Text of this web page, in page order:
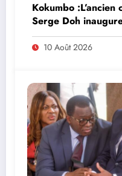
Kokumbo
Serge Doh
municipale Roger
10 Août 2026